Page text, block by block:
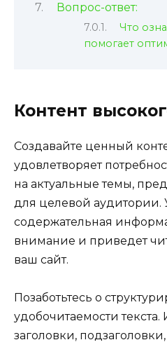
Вопрос-ответ:
Что
помогает
Контент
Создавайте ценный
удовлетворяет
на актуальные темы,
для целевой аудитории.
содержательная
внимание и приведет
ваш сайт.
Позаботьтесь о
удобочитаемости текста.
заголовки,